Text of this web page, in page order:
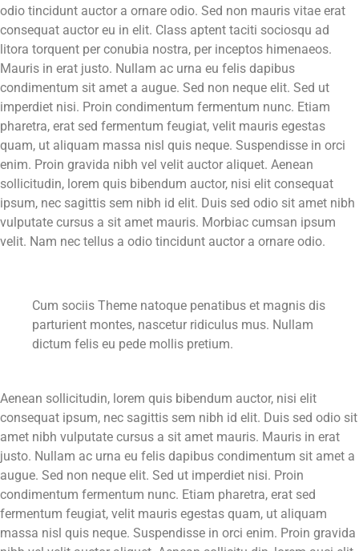
odio tincidunt auctor a ornare odio. Sed non mauris vitae erat
consequat auctor eu in elit. Class aptent taciti sociosqu ad
litora torquent per conubia nostra, per inceptos himenaeos.
Mauris in erat justo. Nullam ac urna eu felis dapibus
condimentum sit amet a augue. Sed non neque elit. Sed ut
imperdiet nisi. Proin condimentum fermentum nunc. Etiam
pharetra, erat sed fermentum feugiat, velit mauris egestas
quam, ut aliquam massa nisl quis neque. Suspendisse in orci
enim. Proin gravida nibh vel velit auctor aliquet. Aenean
sollicitudin, lorem quis bibendum auctor, nisi elit consequat
ipsum, nec sagittis sem nibh id elit. Duis sed odio sit amet nibh
vulputate cursus a sit amet mauris. Morbiac cumsan ipsum
velit. Nam nec tellus a odio tincidunt auctor a ornare odio.
Cum sociis Theme natoque penatibus et magnis dis
parturient montes, nascetur ridiculus mus. Nullam
dictum felis eu pede mollis pretium.
Aenean sollicitudin, lorem quis bibendum auctor, nisi elit
consequat ipsum, nec sagittis sem nibh id elit. Duis sed odio sit
amet nibh vulputate cursus a sit amet mauris. Mauris in erat
justo. Nullam ac urna eu felis dapibus condimentum sit amet a
augue. Sed non neque elit. Sed ut imperdiet nisi. Proin
condimentum fermentum nunc. Etiam pharetra, erat sed
fermentum feugiat, velit mauris egestas quam, ut aliquam
massa nisl quis neque. Suspendisse in orci enim. Proin gravida